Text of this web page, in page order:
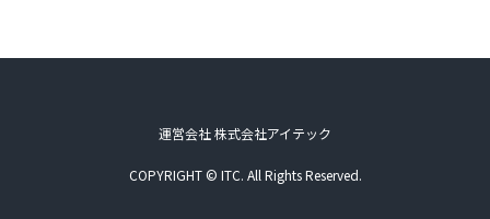
運営会社 株式会社アイテック
COPYRIGHT © ITC. All Rights Reserved.